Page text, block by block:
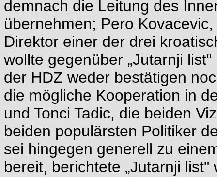
demnach die Leitung des
übernehmen; Pero
Direktor einer der drei
wollte gegenüber „Jutarnji
der HDZ weder bestätigen
die mögliche Kooperation in
und Tonci Tadic, die beiden
beiden populärsten Politiker
sei hingegen generell zu
bereit, berichtete „Jutarnji